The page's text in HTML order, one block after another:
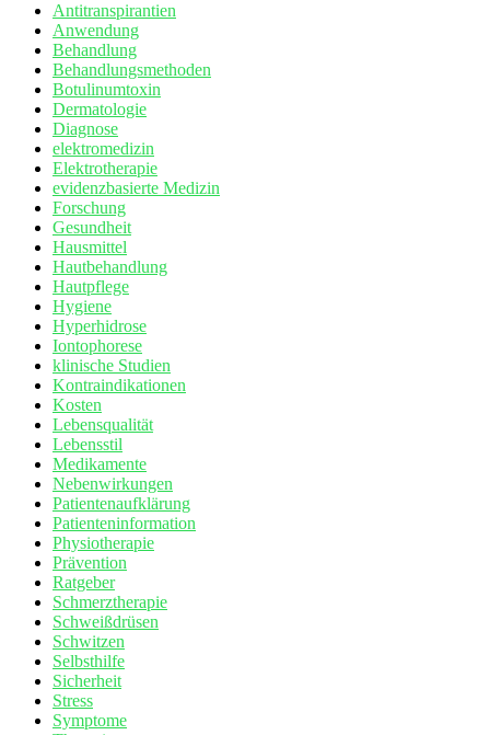
Antitranspirantien
Anwendung
Behandlung
Behandlungsmethoden
Botulinumtoxin
Dermatologie
Diagnose
elektromedizin
Elektrotherapie
evidenzbasierte Medizin
Forschung
Gesundheit
Hausmittel
Hautbehandlung
Hautpflege
Hygiene
Hyperhidrose
Iontophorese
klinische Studien
Kontraindikationen
Kosten
Lebensqualität
Lebensstil
Medikamente
Nebenwirkungen
Patientenaufklärung
Patienteninformation
Physiotherapie
Prävention
Ratgeber
Schmerztherapie
Schweißdrüsen
Schwitzen
Selbsthilfe
Sicherheit
Stress
Symptome